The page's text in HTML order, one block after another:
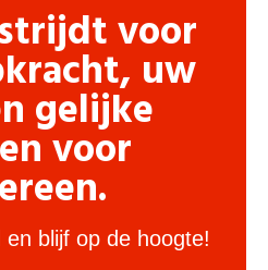
voor
uw
gelijke
voor
blijf op de hoogte!